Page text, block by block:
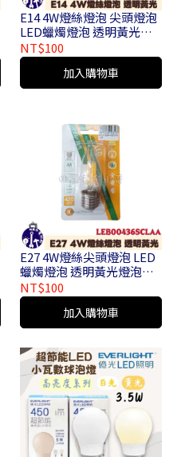
E14 4W燈絲燈泡 尖頭燈泡
LED蠟燭燈泡 透明黃光燈
泡 LEB11435SCLAA
NT$100
加入購物車
E27 4W燈絲尖頭燈泡 LED
蠟燭燈泡 透明黃光燈泡
LEB00436SCLAA
NT$100
加入購物車